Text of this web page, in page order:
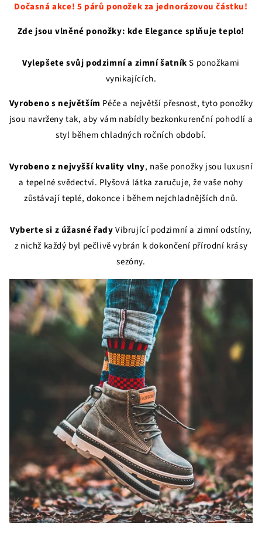
Dočasná akce! 5 párů ponožek za jednorázovou částku!
Zde jsou vlněné ponožky: kde Elegance splňuje teplo!
Vylepšete svůj podzimní a zimní šatníkS ponožkami
vynikajících.
Vyrobeno s největším Péče a největší přesnost, tyto ponožky
jsou navrženy tak, aby vám nabídly bezkonkurenční pohodlí a
styl během chladných ročních období.
Vyrobeno z nejvyšší kvality vlny, naše ponožky jsou luxusní
a tepelné svědectví. Plyšová látka zaručuje, že vaše nohy
zůstávají teplé, dokonce i během nejchladnějších dnů.
Vyberte si z úžasné řadyVibrující podzimní a zimní odstíny,
z nichž každý byl pečlivě vybrán k dokončení přírodní krásy
sezóny.